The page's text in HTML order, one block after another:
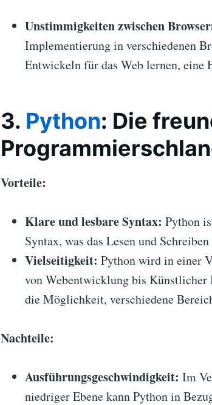
Unstimmigkeiten zwischen
Implementierung in verschiedenen
Entwickeln für das Web lernen, eine
3. Python: Die
Vorteile:
Klare und lesbare Syntax: Python
Syntax, was das Lesen und
Vielseitigkeit: Python wird in einer
von Webentwicklung bis
die Möglichkeit, verschiedene
Nachteile:
Ausführungsgeschwindigkeit: Im
niedriger Ebene kann Python in